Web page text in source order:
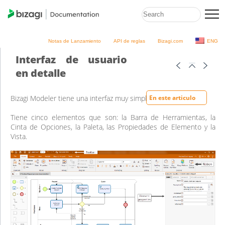
Notas de Lanzamiento API de reglas Bizagi.com ENG